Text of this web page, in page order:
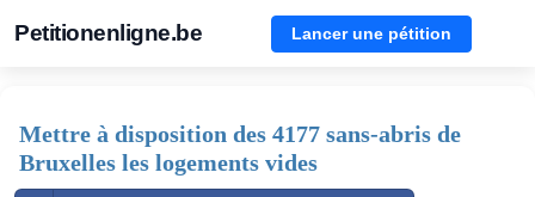
Petitionenligne.be Lancer une pétition
Mettre à disposition des 4177 sans-abris de
Bruxelles les logements vides